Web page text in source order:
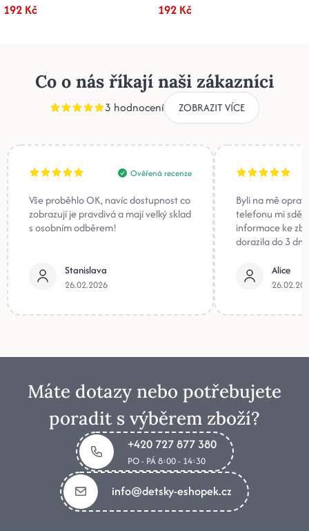
192 Kč 192 Kč
Co o nás říkají naši zákazníci
3 hodnocení ZOBRAZIT VÍCE
Ověřená recenze
Vše proběhlo OK, navíc dostupnost co
zobrazují je pravdivá a mají velký sklad
s osobním odběrem!
Stanislava
26.02.2026
Byli na mě
telefonu mi
informace ke
dorazila do 3
Alice
Máte dotazy nebo potřebujete
poradit s výběrem zboží?
+420 727 877 380
PO - PÁ 8:00 - 14:30
info@detsky-eshopek.cz